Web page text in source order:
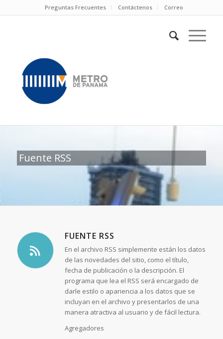
Preguntas Frecuentes Contáctenos Correo
Fuente RSS
FUENTE RSS
En el archivo RSS simplemente están los datos
de las novedades del sitio, como el título,
fecha de publicación o la descripción. El
programa que lea el RSS será encargado de
darle estilo o apariencia a los datos que se
incluyan en el archivo y presentarlos de una
manera atractiva al usuario y de fácil lectura.
Agregadores